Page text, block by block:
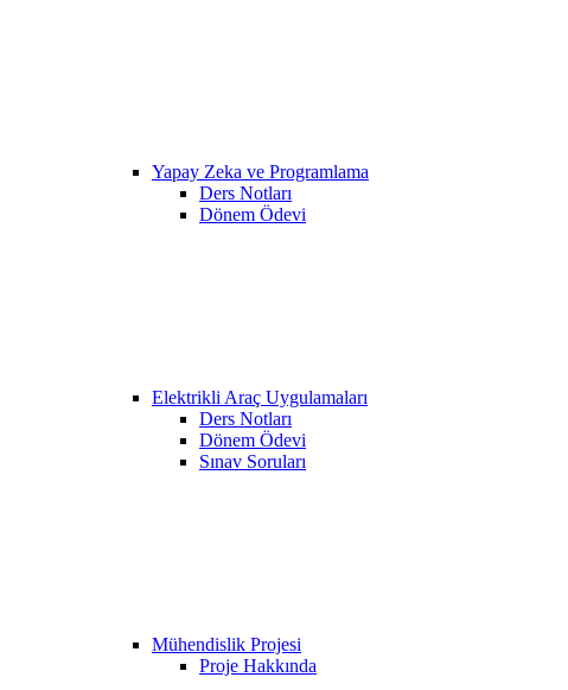
Yapay Zeka ve Programlama
Ders Notları
Dönem Ödevi
Elektrikli Araç Uygulamaları
Ders Notları
Dönem Ödevi
Sınav Soruları
Mühendislik Projesi
Proje Hakkında